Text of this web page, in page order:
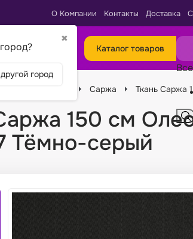
✖
город
О Компании Контакты Доставка
Каталог товаров
Саржа Ткань Саржа
150 см
Тёмно-серый